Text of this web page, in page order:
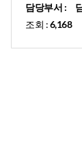
담당부서 :
조회 :6,168